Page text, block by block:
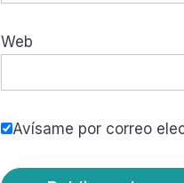
Web
Avísame por correo